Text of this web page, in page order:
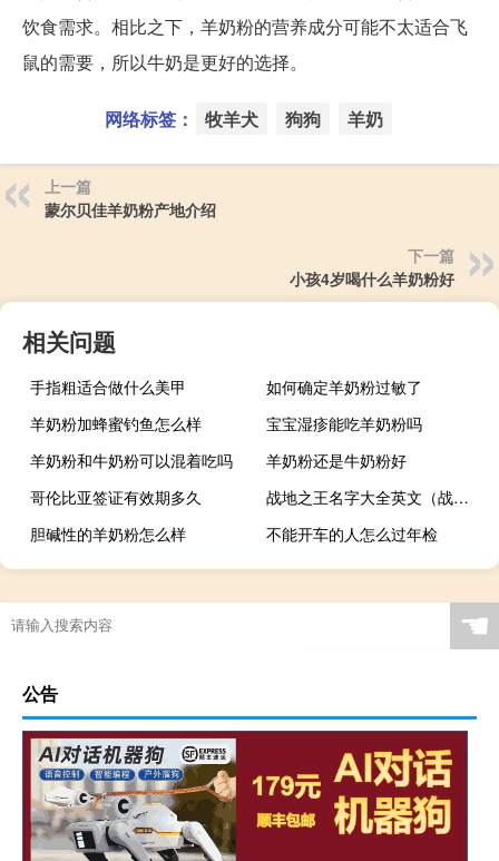
饮食需求。相比之下，羊奶粉的营养成分可能不太适合飞
鼠的需要，所以牛奶是更好的选择。
网络标签： 牧羊犬 狗狗 羊奶
上一篇
蒙尔贝佳羊奶粉产地介绍
下一篇
小孩4岁喝什么羊奶粉好
相关问题
手指粗适合做什么美甲
如何确定羊奶粉过敏了
羊奶粉加蜂蜜钓鱼怎么样
宝宝湿疹能吃羊奶粉吗
羊奶粉和牛奶粉可以混着吃吗
羊奶粉还是牛奶粉好
哥伦比亚签证有效期多久
战地之王名字大全英文（战地之王名字）
胆碱性的羊奶粉怎么样
不能开车的人怎么过年检
☚
公告